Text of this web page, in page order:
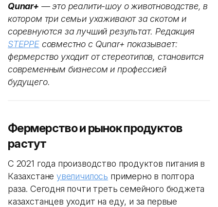
Qunar+ — это реалити-шоу о животноводстве, в
котором три семьи ухаживают за скотом и
соревнуются за лучший результат. Редакция
STEPPEсовместно с Qunar+ показывает:
фермерство уходит от стереотипов, становится
современным бизнесом и профессией
будущего.
Фермерство и рынок продуктов
растут
С 2021 года производство продуктов питания в
Казахстанеувеличилось примерно в полтора
раза. Сегодня почти треть семейного бюджета
казахстанцев уходит на еду, и за первые